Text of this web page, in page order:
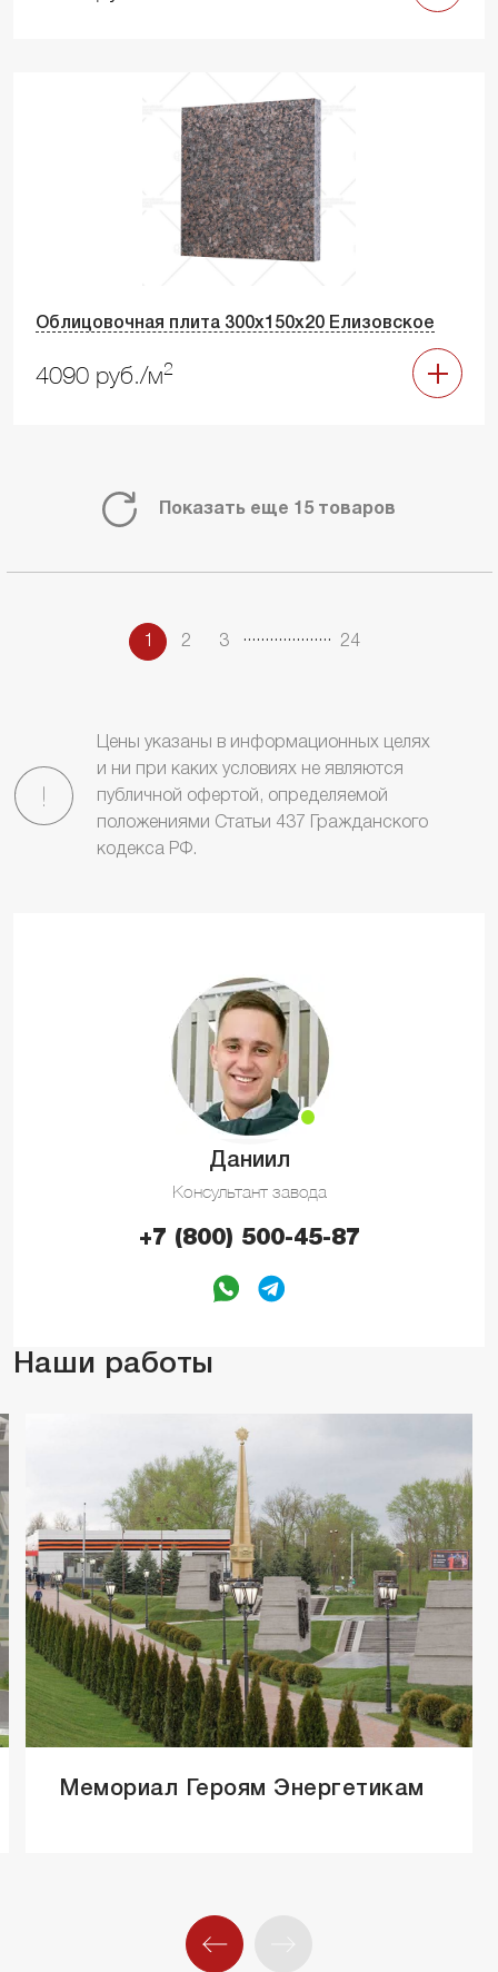
Даниил
Консультант завода
+7 (800) 500-45-87
Облицовочная плита 300х150х20 Елизовское
4090 руб./м2
Показать еще 15 товаров
1 2 3 . . . . . . . . . . . . . . . . . . . . 24
Цены указаны в информационных целях
и ни при каких условиях не являются
публичной офертой, определяемой
положениями Статьи 437 Гражданского
кодекса РФ.
Наши работы
Мемориал Героям Энергетикам